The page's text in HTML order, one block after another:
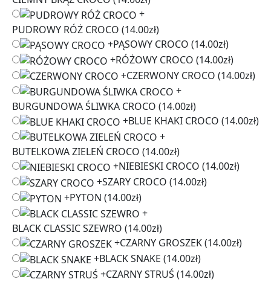
+
PUDROWY RÓŻ CROCO (14.00zł)
+PĄSOWY CROCO (14.00zł)
+RÓŻOWY CROCO (14.00zł)
+CZERWONY CROCO (14.00zł)
+
BURGUNDOWA ŚLIWKA CROCO (14.00zł)
+BLUE KHAKI CROCO (14.00zł)
+
BUTELKOWA ZIELEŃ CROCO (14.00zł)
+NIEBIESKI CROCO (14.00zł)
+SZARY CROCO (14.00zł)
+PYTON (14.00zł)
+
BLACK CLASSIC SZEWRO (14.00zł)
+CZARNY GROSZEK(14.00zł)
+BLACK SNAKE (14.00zł)
+CZARNY STRUŚ (14.00zł)